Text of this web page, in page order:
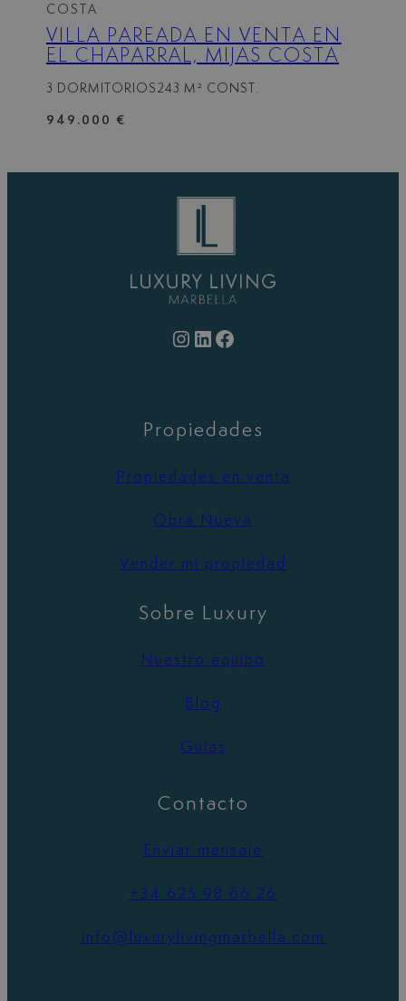
COSTA
VILLA PAREADA EN VENTA EN
EL CHAPARRAL, MIJAS COSTA
3 DORMITORIOS 243 M² CONST.
949.000 €
Instagram LinkedIn Facebook
Propiedades
Propiedades en venta
Obra Nueva
Vender mi propiedad
Sobre Luxury
Nuestro equipo
Blog
Guías
Contacto
Enviar mensaje
+34 625 98 66 26
info@luxurylivingmarbella.com